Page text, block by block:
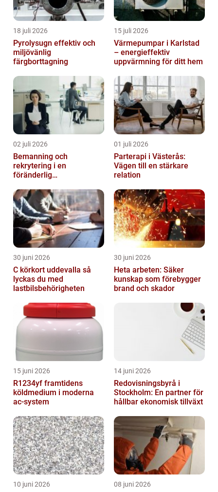
18 juli 2026
Pyrolysugn effektiv och
miljövänlig
färgborttagning
15 juli 2026
Värmepumpar i Karlstad
– energieffektiv
uppvärmning för ditt hem
02 juli 2026
Bemanning och
rekrytering i en
föränderlig
01 juli 2026
Parterapi i Västerås:
Vägen till en stärkare
relation
30 juni 2026
C körkort uddevalla så
lyckas du med
lastbilsbehörigheten
30 juni 2026
Heta arbeten: Säker
kunskap som förebygger
brand och skador
15 juni 2026
R1234yf framtidens
köldmedium i moderna
ac-system
14 juni 2026
Redovisningsbyrå i
Stockholm: En partner för
hållbar ekonomisk tillväxt
10 juni 2026 08 juni 2026